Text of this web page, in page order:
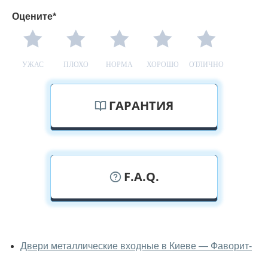
Оцените*
УЖАС ПЛОХО НОРМА ХОРОШО ОТЛИЧНО
ГАРАНТИЯ
F.A.Q.
входные вживую?
Двери металлические входные в Киеве — Фаворит-